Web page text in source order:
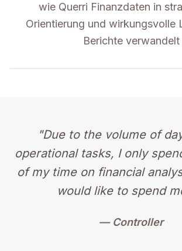
wie Querri Finanzdaten in
Orientierung und wirkungsvolle
Berichte verwandelt
"Due to the volume of
operational tasks, I only
of my time on financial
would like to spend
— Controller